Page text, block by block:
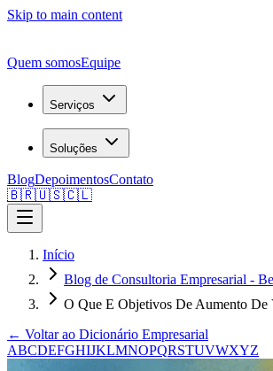
Skip to main content
Quem somosEquipe
Serviços
Soluções
BlogDepoimentosContato
🇧🇷🇺🇸🇨🇱
Início
Blog de Consultoria Empresarial -
O Que E Objetivos De Aumento De
← Voltar ao Dicionário Empresarial
ABCDEFGHIJKLMNOPQRSTUVWXYZ